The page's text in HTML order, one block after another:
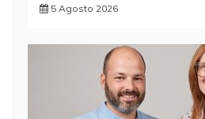
5 Agosto 2026